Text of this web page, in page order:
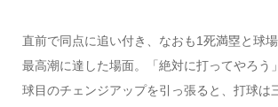
直前で同点に追い付き、なおも1死満塁と球
最高潮に達した場面。「絶対に打ってやろう
球目のチェンジアップを引っ張ると、打球は